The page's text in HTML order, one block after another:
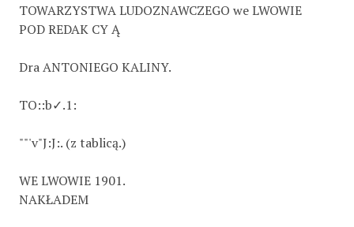
TOWARZYSTWA LUDOZNAWCZEGO we LWOWIE
POD REDAK CY Ą
Dra ANTONIEGO KALINY.
TO::b✓.1:
""'v"J:J:. (z tablicą.)
WE LWOWIE 1901.
NAKŁADEM